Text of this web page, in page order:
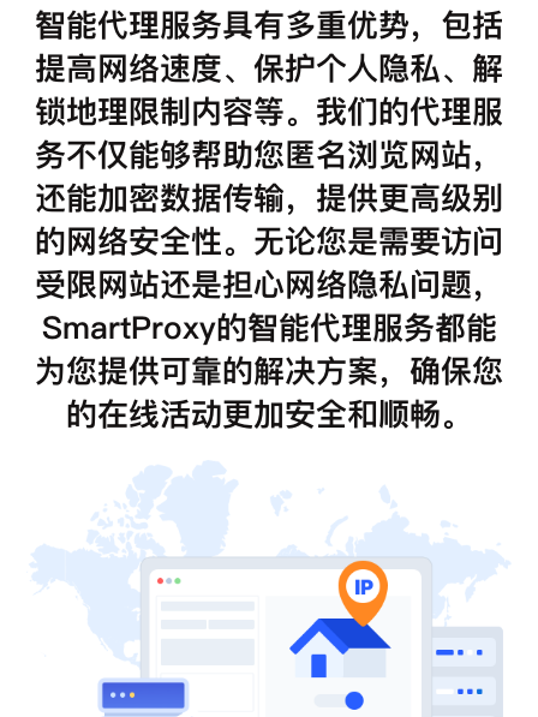
智能代理服务具有多重优势，包括
提高网络速度、保护个人隐私、解
锁地理限制内容等。我们的代理服
务不仅能够帮助您匿名浏览网站，
还能加密数据传输，提供更高级别
的网络安全性。无论您是需要访问
受限网站还是担心网络隐私问题，
SmartProxy的智能代理服务都能
为您提供可靠的解决方案，确保您
的在线活动更加安全和顺畅。